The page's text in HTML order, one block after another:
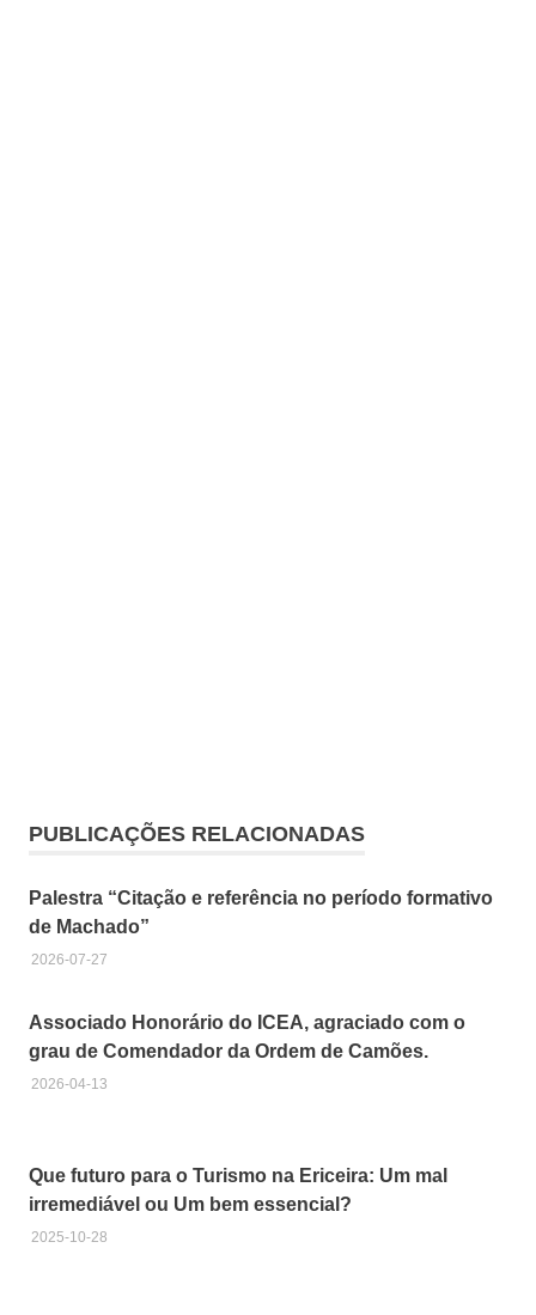
às
gases
Energias
Energias
Sustentáveis
Microprodução
de Energia
Nuclear
PUBLICAÇÕES RELACIONADAS
Palestra “Citação e referência no período formativo
de Machado”
2026-07-27
Associado Honorário do ICEA, agraciado com o
grau de Comendador da Ordem de Camões.
2026-04-13
Que futuro para o Turismo na Ericeira: Um mal
irremediável ou Um bem essencial?
2025-10-28